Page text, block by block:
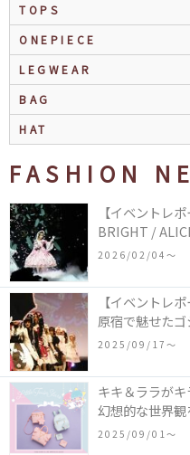
TOPS
ONEPIECE
LEGWEAR
BAG
HAT
FASHION
【イベントレ
BRIGHT /
COLLECTION
2026/02/04〜
【イベントレ
原宿で魅せた
2025/09/17〜
キキ＆ララがキ
幻想的な世界
ツインスター
2025/09/01〜